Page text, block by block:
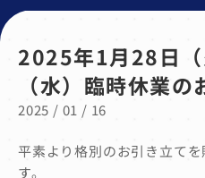
2025年1月28日
（水）臨時休業の
2025 / 01 / 16
平素より格別のお引き立て
す。